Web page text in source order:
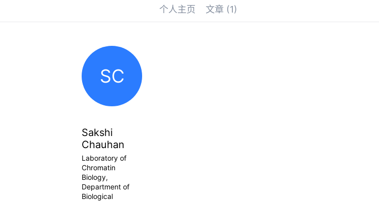
个人主页 文章 (1)
SC
Sakshi
Chauhan
Laboratory of
Chromatin
Biology,
Department of
Biological